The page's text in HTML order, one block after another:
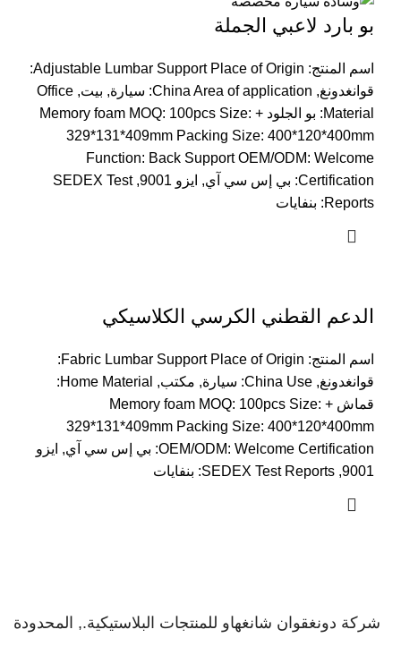
بو بارد لاعبي الجملة
اسم المنتج: Adjustable Lumbar Support Place of Origin
:
قوانغدونغ, China Area of application: سيارة, بيت, Office
Material: بو الجلود + Memory foam MOQ: 100pcs Size:
329*131*409mm Packing Size: 400*120*400mm
Function: Back Support OEM/ODM: Welcome
Certification: بي إس سي آي, ايزو 9001,
SEDEX Test
Reports: بنفايات
الدعم القطني الكرسي الكلاسيكي
اسم المنتج: Fabric Lumbar Support Place of Origin
:
قوانغدونغ, China Use: سيارة, مكتب, Home Material
:
قماش +
Memory foam MOQ: 100pcs Size:
329*131*409mm Packing Size: 400*120*400mm
OEM/ODM: Welcome Certification
: بي إس سي آي, ايزو
9001,
SEDEX Test Reports: بنفايات
شركة دونغقوان شانغهاو للمنتجات البلاستيكية., المحدودة